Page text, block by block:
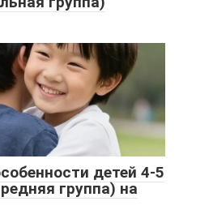
детей 4-5
группа) на